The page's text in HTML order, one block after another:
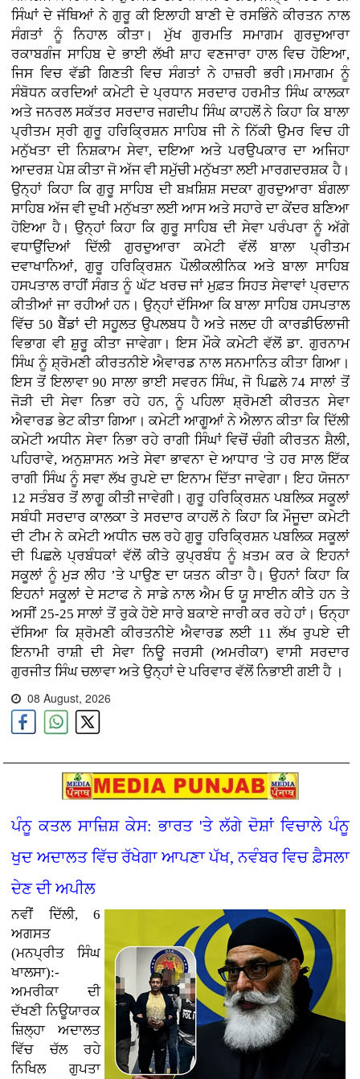
ਸਿੰਘਾਂ ਦੇ ਜੱਥਿਆਂ ਨੇ ਗੁਰੂ ਕੀ ਇਲਾਹੀ ਬਾਣੀ ਦੇ ਰਸਭਿੰਨੇ ਕੀਰਤਨ ਨਾਲ
ਸੰਗਤਾਂ ਨੂੰ ਨਿਹਾਲ ਕੀਤਾ। ਮੁੱਖ ਗੁਰਮਤਿ ਸਮਾਗਮ ਗੁਰਦੁਆਰਾ
ਰਕਾਬਗੰਜ ਸਾਹਿਬ ਦੇ ਭਾਈ ਲੱਖੀ ਸ਼ਾਹ ਵਣਜਾਰਾ ਹਾਲ ਵਿਚ ਹੋਇਆ,
ਜਿਸ ਵਿਚ ਵੱਡੀ ਗਿਣਤੀ ਵਿਚ ਸੰਗਤਾਂ ਨੇ ਹਾਜ਼ਰੀ ਭਰੀ।ਸਮਾਗਮ ਨੂੰ
ਸੰਬੋਧਨ ਕਰਦਿਆਂ ਕਮੇਟੀ ਦੇ ਪ੍ਰਧਾਨ ਸਰਦਾਰ ਹਰਮੀਤ ਸਿੰਘ ਕਾਲਕਾ
ਅਤੇ ਜਨਰਲ ਸਕੱਤਰ ਸਰਦਾਰ ਜਗਦੀਪ ਸਿੰਘ ਕਾਹਲੋਂ ਨੇ ਕਿਹਾ ਕਿ ਬਾਲਾ
ਪ੍ਰੀਤਮ ਸ੍ਰੀ ਗੁਰੂ ਹਰਿਕ੍ਰਿਸ਼ਨ ਸਾਹਿਬ ਜੀ ਨੇ ਨਿੱਕੀ ਉਮਰ ਵਿਚ ਹੀ
ਮਨੁੱਖਤਾ ਦੀ ਨਿਸ਼ਕਾਮ ਸੇਵਾ, ਦਇਆ ਅਤੇ ਪਰਉਪਕਾਰ ਦਾ ਅਜਿਹਾ
ਆਦਰਸ਼ ਪੇਸ਼ ਕੀਤਾ ਜੋ ਅੱਜ ਵੀ ਸਮੁੱਚੀ ਮਨੁੱਖਤਾ ਲਈ ਮਾਰਗਦਰਸ਼ਕ ਹੈ।
ਉਨ੍ਹਾਂ ਕਿਹਾ ਕਿ ਗੁਰੂ ਸਾਹਿਬ ਦੀ ਬਖ਼ਸ਼ਿਸ਼ ਸਦਕਾ ਗੁਰਦੁਆਰਾ ਬੰਗਲਾ
ਸਾਹਿਬ ਅੱਜ ਵੀ ਦੁਖੀ ਮਨੁੱਖਤਾ ਲਈ ਆਸ ਅਤੇ ਸਹਾਰੇ ਦਾ ਕੇਂਦਰ ਬਣਿਆ
ਹੋਇਆ ਹੈ। ਉਨ੍ਹਾਂ ਕਿਹਾ ਕਿ ਗੁਰੂ ਸਾਹਿਬ ਦੀ ਸੇਵਾ ਪਰੰਪਰਾ ਨੂੰ ਅੱਗੇ
ਵਧਾਉਂਦਿਆਂ ਦਿੱਲੀ ਗੁਰਦੁਆਰਾ ਕਮੇਟੀ ਵੱਲੋਂ ਬਾਲਾ ਪ੍ਰੀਤਮ
ਦਵਾਖਾਨਿਆਂ, ਗੁਰੂ ਹਰਿਕ੍ਰਿਸ਼ਨ ਪੌਲੀਕਲੀਨਿਕ ਅਤੇ ਬਾਲਾ ਸਾਹਿਬ
ਹਸਪਤਾਲ ਰਾਹੀਂ ਸੰਗਤ ਨੂੰ ਘੱਟ ਖਰਚ ਜਾਂ ਮੁਫ਼ਤ ਸਿਹਤ ਸੇਵਾਵਾਂ ਪ੍ਰਦਾਨ
ਕੀਤੀਆਂ ਜਾ ਰਹੀਆਂ ਹਨ। ਉਨ੍ਹਾਂ ਦੱਸਿਆ ਕਿ ਬਾਲਾ ਸਾਹਿਬ ਹਸਪਤਾਲ
ਵਿੱਚ 50 ਬੈੱਡਾਂ ਦੀ ਸਹੂਲਤ ਉਪਲਬਧ ਹੈ ਅਤੇ ਜਲਦ ਹੀ ਕਾਰਡੀਓਲਾਜੀ
ਵਿਭਾਗ ਵੀ ਸ਼ੁਰੂ ਕੀਤਾ ਜਾਵੇਗਾ। ਇਸ ਮੌਕੇ ਕਮੇਟੀ ਵੱਲੋਂ ਡਾ. ਗੁਰਨਾਮ
ਸਿੰਘ ਨੂੰ ਸ਼੍ਰੋਮਣੀ ਕੀਰਤਨੀਏ ਐਵਾਰਡ ਨਾਲ ਸਨਮਾਨਿਤ ਕੀਤਾ ਗਿਆ।
ਇਸ ਤੋਂ ਇਲਾਵਾ 90 ਸਾਲਾ ਭਾਈ ਸਵਰਨ ਸਿੰਘ, ਜੋ ਪਿਛਲੇ 74 ਸਾਲਾਂ ਤੋਂ
ਜੋੜੀ ਦੀ ਸੇਵਾ ਨਿਭਾ ਰਹੇ ਹਨ, ਨੂੰ ਪਹਿਲਾ ਸ਼੍ਰੋਮਣੀ ਕੀਰਤਨ ਸੇਵਾ
ਐਵਾਰਡ ਭੇਟ ਕੀਤਾ ਗਿਆ। ਕਮੇਟੀ ਆਗੂਆਂ ਨੇ ਐਲਾਨ ਕੀਤਾ ਕਿ ਦਿੱਲੀ
ਕਮੇਟੀ ਅਧੀਨ ਸੇਵਾ ਨਿਭਾ ਰਹੇ ਰਾਗੀ ਸਿੰਘਾਂ ਵਿਚੋਂ ਚੰਗੀ ਕੀਰਤਨ ਸ਼ੈਲੀ,
ਪਹਿਰਾਵੇ, ਅਨੁਸ਼ਾਸਨ ਅਤੇ ਸੇਵਾ ਭਾਵਨਾ ਦੇ ਆਧਾਰ 'ਤੇ ਹਰ ਸਾਲ ਇੱਕ
ਰਾਗੀ ਸਿੰਘ ਨੂੰ ਸਵਾ ਲੱਖ ਰੁਪਏ ਦਾ ਇਨਾਮ ਦਿੱਤਾ ਜਾਵੇਗਾ। ਇਹ ਯੋਜਨਾ
12 ਸਤੰਬਰ ਤੋਂ ਲਾਗੂ ਕੀਤੀ ਜਾਵੇਗੀ। ਗੁਰੂ ਹਰਿਕ੍ਰਿਸ਼ਨ ਪਬਲਿਕ ਸਕੂਲਾਂ
ਸਬੰਧੀ ਸਰਦਾਰ ਕਾਲਕਾ ਤੇ ਸਰਦਾਰ ਕਾਹਲੋਂ ਨੇ ਕਿਹਾ ਕਿ ਮੌਜੂਦਾ ਕਮੇਟੀ
ਦੀ ਟੀਮ ਨੇ ਕਮੇਟੀ ਅਧੀਨ ਚਲ ਰਹੇ ਗੁਰੂ ਹਰਿਕ੍ਰਿਸ਼ਨ ਪਬਲਿਕ ਸਕੂਲਾਂ
ਦੀ ਪਿਛਲੇ ਪ੍ਰਬੰਧਕਾਂ ਵੱਲੋਂ ਕੀਤੇ ਕੁਪ੍ਰਬੰਧ ਨੂੰ ਖ਼ਤਮ ਕਰ ਕੇ ਇਹਨਾਂ
ਸਕੂਲਾਂ ਨੂੰ ਮੁੜ ਲੀਹ ’ਤੇ ਪਾਉਣ ਦਾ ਯਤਨ ਕੀਤਾ ਹੈ। ਉਹਨਾਂ ਕਿਹਾ ਕਿ
ਇਹਨਾਂ ਸਕੂਲਾਂ ਦੇ ਸਟਾਫ ਨੇ ਸਾਡੇ ਨਾਲ ਐਮ ਓ ਯੂ ਸਾਈਨ ਕੀਤੇ ਹਨ ਤੇ
ਅਸੀਂ 25-25 ਸਾਲਾਂ ਤੋਂ ਰੁਕੇ ਹੋਏ ਸਾਰੇ ਬਕਾਏ ਜਾਰੀ ਕਰ ਰਹੇ ਹਾਂ। ਓਨ੍ਹਾ
ਦੱਸਿਆ ਕਿ ਸ਼੍ਰੋਮਣੀ ਕੀਰਤਨੀਏ ਐਵਾਰਡ ਲਈ 11 ਲੱਖ ਰੁਪਏ ਦੀ
ਇਨਾਮੀ ਰਾਸ਼ੀ ਦੀ ਸੇਵਾ ਨਿਊ ਜਰਸੀ (ਅਮਰੀਕਾ) ਵਾਸੀ ਸਰਦਾਰ
ਗੁਰਜੀਤ ਸਿੰਘ ਚਲਾਵਾ ਅਤੇ ਉਨ੍ਹਾਂ ਦੇ ਪਰਿਵਾਰ ਵੱਲੋਂ ਨਿਭਾਈ ਗਈ ਹੈ ।
08 August, 2026
ਪੰਨੂ ਕਤਲ ਸਾਜ਼ਿਸ਼ ਕੇਸ: ਭਾਰਤ 'ਤੇ ਲੱਗੇ ਦੋਸ਼ਾਂ ਵਿਚਾਲੇ ਪੰਨੂ
ਖੁਦ ਅਦਾਲਤ ਵਿੱਚ ਰੱਖੇਗਾ ਆਪਣਾ ਪੱਖ, ਨਵੰਬਰ ਵਿਚ ਫ਼ੈਸਲਾ
ਦੇਣ ਦੀ ਅਪੀਲ
ਨਵੀਂ ਦਿੱਲੀ, 6
ਅਗਸਤ
(ਮਨਪ੍ਰੀਤ ਸਿੰਘ
ਖਾਲਸਾ):-
ਅਮਰੀਕਾ ਦੀ
ਦੱਖਣੀ ਨਿਊਯਾਰਕ
ਜ਼ਿਲ੍ਹਾ ਅਦਾਲਤ
ਵਿੱਚ ਚੱਲ ਰਹੇ
ਨਿਖਿਲ ਗੁਪਤਾ